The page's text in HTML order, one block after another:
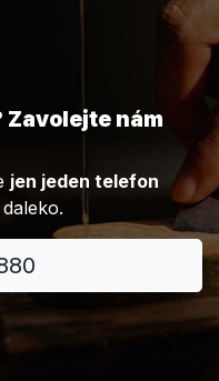
nám
jen jeden telefon